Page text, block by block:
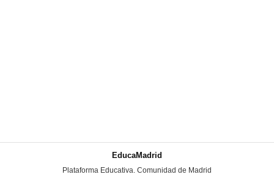
EducaMadrid
Plataforma Educativa. Comunidad de Madrid